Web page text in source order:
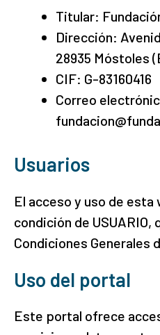
Titular:
Dirección:
28935 Móstoles
CIF: G-83160416
Correo
Usuarios
El acceso y uso de esta
condición de USUARIO,
Condiciones Generales
Uso del portal
Este portal ofrece